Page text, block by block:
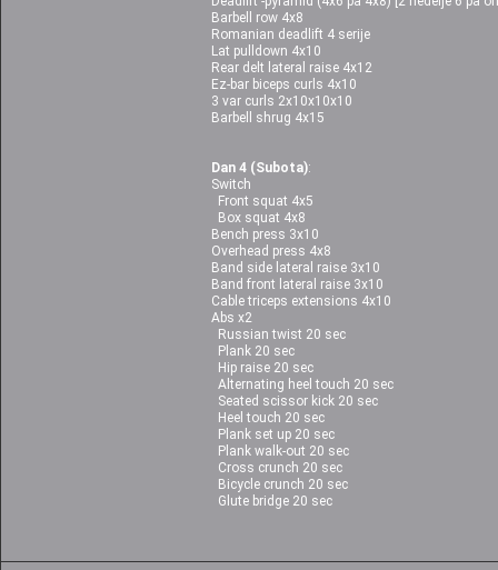
Barbell row 4x8
Romanian deadlift 4 serije
Lat pulldown 4x10
Rear delt lateral raise 4x12
Ez-bar biceps curls 4x10
3 var curls 2x10x10x10
Barbell shrug 4x15
Dan 4 (Subota):
Switch
Front squat 4x5
Box squat 4x8
Bench press 3x10
Overhead press 4x8
Band side lateral raise 3x10
Band front lateral raise 3x10
Cable triceps extensions 4x10
Abs x2
Russian twist 20 sec
Plank 20 sec
Hip raise 20 sec
Alternating heel touch 20 sec
Seated scissor kick 20 sec
Heel touch 20 sec
Plank set up 20 sec
Plank walk-out 20 sec
Cross crunch 20 sec
Bicycle crunch 20 sec
Glute bridge 20 sec